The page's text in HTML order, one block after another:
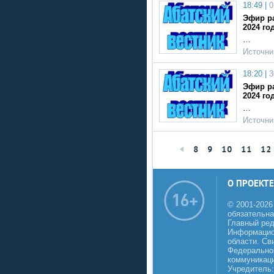
18:49 |
Эфир
2024
…
18:20 |
Эфир
2024
…
8 9 10 11 12
О ПРОЕКТЕ
© 2001-
Главный
области.